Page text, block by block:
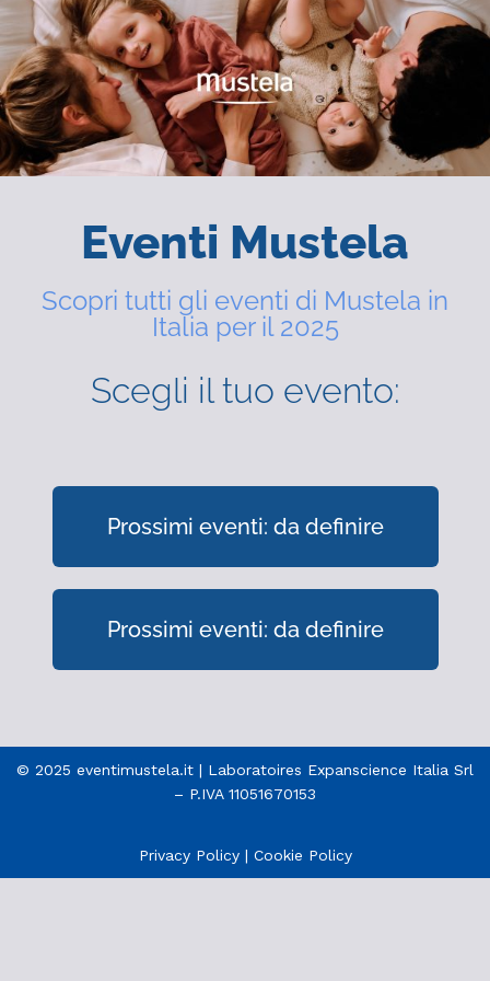
Eventi Mustela
Scopri tutti gli eventi di Mustela in
Italia per il 2025
Scegli il tuo evento:
Prossimi eventi: da definire
Prossimi eventi: da definire
© 2025 eventimustela.it | Laboratoires Expanscience Italia Srl
– P.IVA 11051670153
Privacy Policy| Cookie Policy